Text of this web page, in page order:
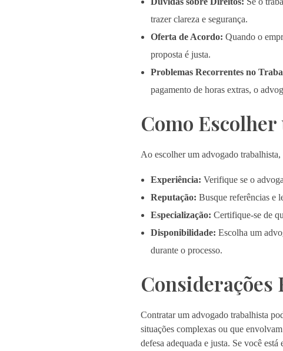
trazer clareza e segurança.
Oferta de Acordo: Quando o
proposta é justa.
Problemas Recorrentes no
pagamento de horas extras, o
Como
Ao escolher um advogado trabalhista,
Experiência: Verifique se o
Reputação: Busque referências e
Especialização: Certifique-se de
Disponibilidade: Escolha um
durante o processo.
Considerações
Contratar um advogado trabalhista
situações complexas ou que
defesa adequada e justa. Se você